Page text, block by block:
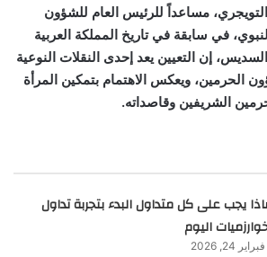
مساعداً للرئيس العام للشؤون
في سابقة في تاريخ المملكة العربية
إن التعيين يعد إحدى النقلات النوعية
الحرمين، ويعكس الاهتمام بتمكين المرأة
الشريفين وقاصداته.
يجب على كل متداول البدء بتجربة تداول
اليوم
فبراير 24, 2026